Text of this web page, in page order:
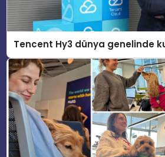
Tencent Hy3 dünya genelinde